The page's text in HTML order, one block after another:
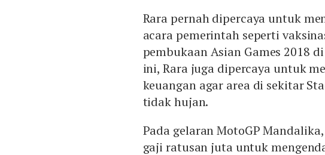
Rara pernah dipercaya untuk
acara pemerintah seperti
pembukaan Asian Games 2018
ini, Rara juga dipercaya untuk
keuangan agar area di sekitar
tidak hujan.
Pada gelaran MotoGP
gaji ratusan juta untuk